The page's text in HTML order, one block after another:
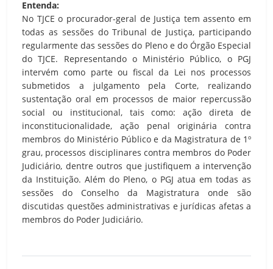
Entenda:
No TJCE o procurador-geral de Justiça tem assento em
todas as sessões do Tribunal de Justiça, participando
regularmente das sessões do Pleno e do Órgão Especial
do TJCE. Representando o Ministério Público, o PGJ
intervém como parte ou fiscal da Lei nos processos
submetidos a julgamento pela Corte, realizando
sustentação oral em processos de maior repercussão
social ou institucional, tais como: ação direta de
inconstitucionalidade, ação penal originária contra
membros do Ministério Público e da Magistratura de 1º
grau, processos disciplinares contra membros do Poder
Judiciário, dentre outros que justifiquem a intervenção
da Instituição. Além do Pleno, o PGJ atua em todas as
sessões do Conselho da Magistratura onde são
discutidas questões administrativas e jurídicas afetas a
membros do Poder Judiciário.